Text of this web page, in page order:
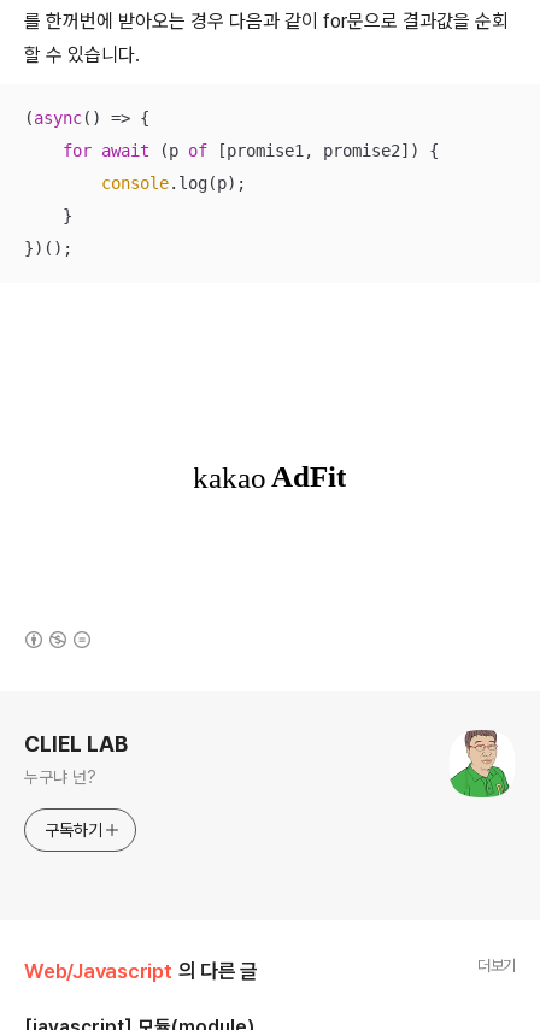
를 한꺼번에 받아오는 경우 다음과 같이 for문으로 결과값을 순회
할 수 있습니다.
(async() => {
for await (p of [promise1, promise2]) {
console.log(p);
    }
})();
CLIEL LAB
누구냐 넌?
구독하기
Web/Javascript 의 다른 글 더보기